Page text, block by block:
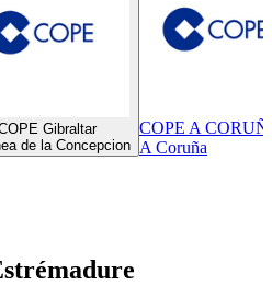
Gibraltar
de la Concepcion
COPE A
A Coruña